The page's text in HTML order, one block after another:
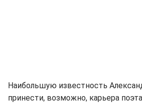
Наибольшую известность
принести, возможно, карьера